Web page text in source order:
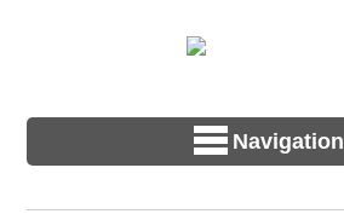
Navigation